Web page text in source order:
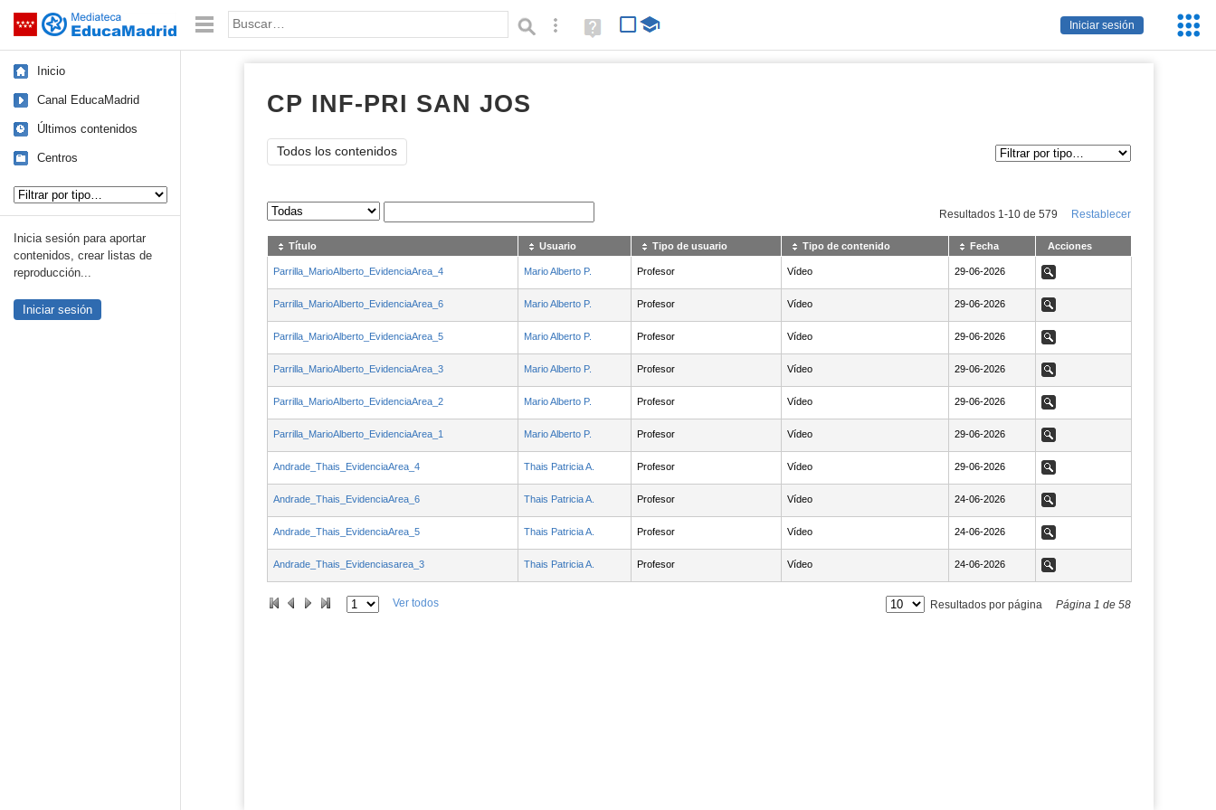
Saltar navegación
Iniciar sesión
Palabra o frase: Búsqueda avanzada
Ayuda
(en
Inicio
Canal EducaMadrid
Últimos contenidos
Centros
Inicia sesión para aportar
contenidos, crear listas de
reproducción...
Iniciar sesión
CP INF-PRI SAN JOS
Todos los contenidos
Sus archivos Resultados 1 -10de 579 Restablecer
Título Usuario Tipo de usuario Tipo de contenido Fecha Acciones
Parrilla_MarioAlberto_EvidenciaArea_4 Mario Alberto P. Profesor Vídeo NaN29-06-2026
29-06-2026 Ver
Parrilla_MarioAlberto_EvidenciaArea_6 Mario Alberto P. Profesor Vídeo NaN29-06-2026
29-06-2026 Ver
Parrilla_MarioAlberto_EvidenciaArea_5 Mario Alberto P. Profesor Vídeo NaN29-06-2026
29-06-2026 Ver
Parrilla_MarioAlberto_EvidenciaArea_3 Mario Alberto P. Profesor Vídeo NaN29-06-2026
29-06-2026 Ver
Parrilla_MarioAlberto_EvidenciaArea_2 Mario Alberto P. Profesor Vídeo NaN29-06-2026
29-06-2026 Ver
Parrilla_MarioAlberto_EvidenciaArea_1 Mario Alberto P. Profesor Vídeo NaN29-06-2026
29-06-2026 Ver
Andrade_Thais_EvidenciaArea_4 Thais Patricia A. Profesor Vídeo NaN29-06-2026
29-06-2026 Ver
Andrade_Thais_EvidenciaArea_6 Thais Patricia A. Profesor Vídeo NaN24-06-2026
24-06-2026 Ver
Andrade_Thais_EvidenciaArea_5 Thais Patricia A. Profesor Vídeo NaN24-06-2026
24-06-2026 Ver
Andrade_Thais_Evidenciasarea_3 Thais Patricia A. Profesor Vídeo NaN24-06-2026
24-06-2026 Ver
Ver todos Resultados por página Página 1 de 58